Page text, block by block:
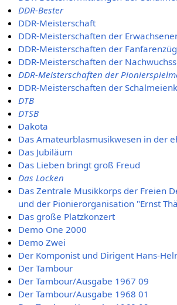
DDR-Bester
DDR-Meisterschaft
DDR-Meisterschaften der
DDR-Meisterschaften der
DDR-Meisterschaften der
DDR-Meisterschaften der
DDR-Meisterschaften der
DTB
DTSB
Dakota
Das Amateurblasmusikwesen in der
Das Jubiläum
Das Lieben bringt groß Freud
Das Locken
Das Zentrale Musikkorps der Freien
und der Pionierorganisation "Ernst
Das große Platzkonzert
Demo One 2000
Demo Zwei
Der Komponist und Dirigent Hans-
Der Tambour
Der Tambour/Ausgabe 1967 09
Der Tambour/Ausgabe 1968 01